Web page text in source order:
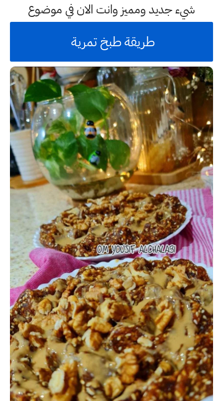
شيء جديد ومميز وانت الان في موضوع
طريقة طبخ تمرية